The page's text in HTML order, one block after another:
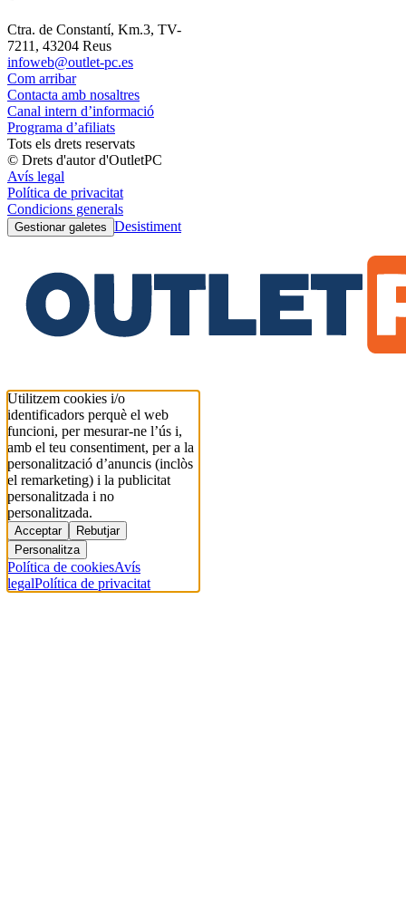
Ctra. de Constantí, Km.3, TV-
7211, 43204 Reus
infoweb@outlet-pc.es
Com arribar
Contacta amb nosaltres
Canal intern d’informació
Programa d’afiliats
Tots els drets reservats
© Drets d'autor d'OutletPC
Avís legal
Política de privacitat
Condicions generals
Gestionar galetes Desistiment
Utilitzem cookies i/o
identificadors perquè el web
funcioni, per mesurar-ne l’ús i,
amb el teu consentiment, per a la
personalització d’anuncis (inclòs
el remarketing) i la publicitat
personalitzada i no
personalitzada.
Acceptar
Rebutjar
Personalitza
Política de cookiesAvís
legalPolítica de privacitat